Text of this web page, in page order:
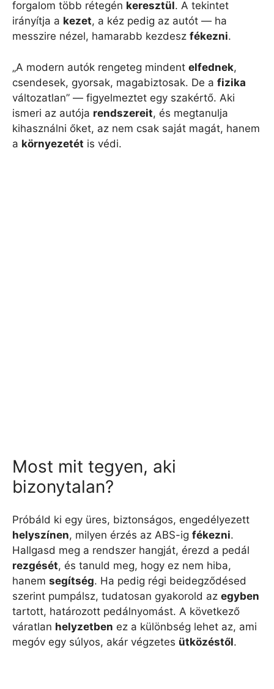
forgalom több rétegén keresztül. A tekintet
irányítja a kezet, a kéz pedig az autót — ha
messzire nézel, hamarabb kezdesz fékezni.
„A modern autók rengeteg mindent elfednek,
csendesek, gyorsak, magabiztosak. De a fizika
változatlan” — figyelmeztet egy szakértő. Aki
ismeri az autója rendszereit, és megtanulja
kihasználni őket, az nem csak saját magát, hanem
a környezetét is védi.
Most mit tegyen, aki
bizonytalan?
Próbáld ki egy üres, biztonságos, engedélyezett
helyszínen, milyen érzés az ABS-ig fékezni.
Hallgasd meg a rendszer hangját, érezd a pedál
rezgését, és tanuld meg, hogy ez nem hiba,
hanem segítség. Ha pedig régi beidegződésed
szerint pumpálsz, tudatosan gyakorold az egyben
tartott, határozott pedálnyomást. A következő
váratlan helyzetben ez a különbség lehet az, ami
megóv egy súlyos, akár végzetes ütközéstől.